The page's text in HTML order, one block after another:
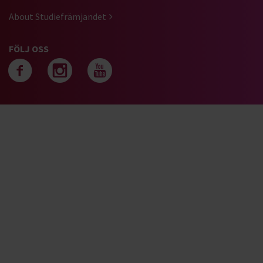
About Studiefrämjandet
FÖLJ OSS
Följ oss på facebook
Följ oss på
Följ oss på